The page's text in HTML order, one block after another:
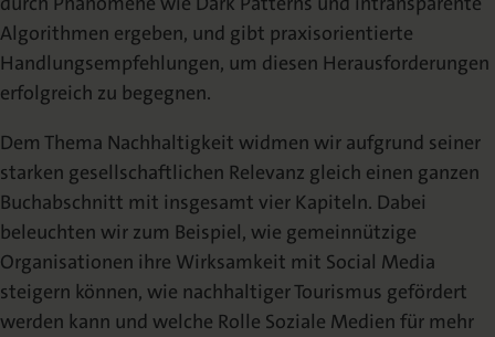
Algorithmen ergeben, und gibt praxisorientierte
Handlungsempfehlungen, um diesen Herausforderungen
erfolgreich zu begegnen.
Dem Thema Nachhaltigkeit widmen wir aufgrund seiner
starken gesellschaftlichen Relevanz gleich einen ganzen
Buchabschnitt mit insgesamt vier Kapiteln. Dabei
beleuchten wir zum Beispiel, wie gemeinnützige
Organisationen ihre Wirksamkeit mit Social Media
steigern können, wie nachhaltiger Tourismus gefördert
werden kann und welche Rolle Soziale Medien für mehr